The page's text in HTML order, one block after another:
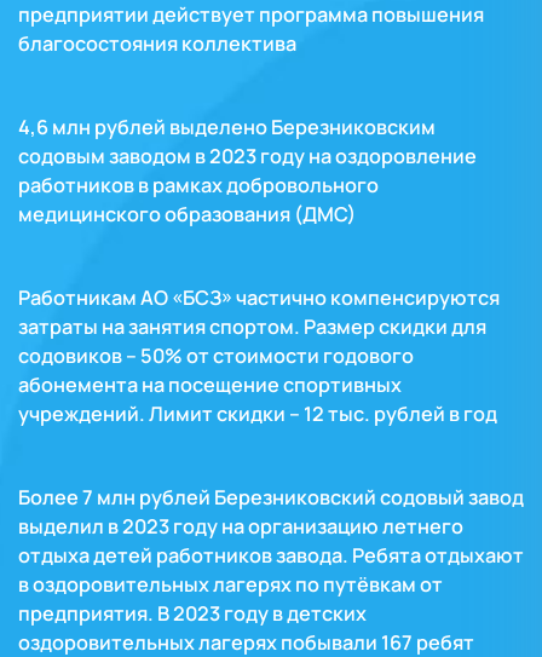
труда
предприятии действует программа повышения
благосостояния коллектива
4,6 млн рублей выделено Березниковским
содовым заводом в 2023 году на оздоровление
работников в рамках добровольного
медицинского образования (ДМС)
Работникам АО «БСЗ» частично компенсируются
затраты на занятия спортом. Размер скидки для
содовиков – 50% от стоимости годового
абонемента на посещение спортивных
учреждений. Лимит скидки – 12 тыс. рублей в год
Более 7 млн рублей Березниковский содовый завод
выделил в 2023 году на организацию летнего
отдыха детей работников завода. Ребята отдыхают
в оздоровительных лагерях по путёвкам от
предприятия. В 2023 году в детских
оздоровительных лагерях побывали 167 ребят